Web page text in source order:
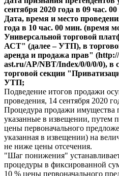
сентября 2020 года в 09 час.
Дата, время и место
года в 10 час. 00 мин. (время
Универсальной торговой
АСТ" (далее – УТП), в
аренда и продажа прав"
ast.ru/AP/NBT/Index/0/0/0/0), в
торговой секции
УТП;
Подведение итогов продажи
проведения, 14 сентября 2020
Процедура продажи имущества
указанные в извещении, путем
цены первоначального
указанная в извещении) на
не ниже цены отсечения.
"Шаг понижения"
процедуры в фиксированной
10 % цены первоначального